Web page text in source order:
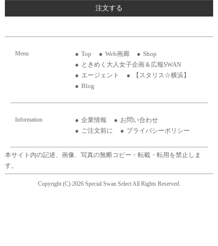
注文する
Menu Top Web画廊
Shop
ときめく大人女子企画＆広報SWAN
エージェント
【スタリス☆横浜】
Blog
Information 企業情報
お問い合わせ
ご注文前に
プライバシーポリシー
本サイト内の記述、画像、写真の無断コピー・転載・転用を禁止しま
す。
Copyright (C) 2026 Special Swan Select All Rights Reserved.